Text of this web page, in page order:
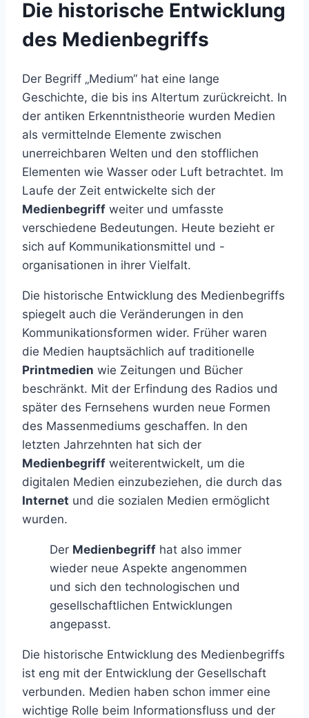
Die historische Entwicklung
des Medienbegriffs
Der Begriff „Medium“ hat eine lange
Geschichte, die bis ins Altertum zurückreicht. In
der antiken Erkenntnistheorie wurden Medien
als vermittelnde Elemente zwischen
unerreichbaren Welten und den stofflichen
Elementen wie Wasser oder Luft betrachtet. Im
Laufe der Zeit entwickelte sich der
Medienbegriff weiter und umfasste
verschiedene Bedeutungen. Heute bezieht er
sich auf Kommunikationsmittel und -
organisationen in ihrer Vielfalt.
Die historische Entwicklung des Medienbegriffs
spiegelt auch die Veränderungen in den
Kommunikationsformen wider. Früher waren
die Medien hauptsächlich auf traditionelle
Printmedien wie Zeitungen und Bücher
beschränkt. Mit der Erfindung des Radios und
später des Fernsehens wurden neue Formen
des Massenmediums geschaffen. In den
letzten Jahrzehnten hat sich der
Medienbegriff weiterentwickelt, um die
digitalen Medien einzubeziehen, die durch das
Internet und die sozialen Medien ermöglicht
wurden.
Der Medienbegriff hat also immer
wieder neue Aspekte angenommen
und sich den technologischen und
gesellschaftlichen Entwicklungen
angepasst.
Die historische Entwicklung des Medienbegriffs
ist eng mit der Entwicklung der Gesellschaft
verbunden. Medien haben schon immer eine
wichtige Rolle beim Informationsfluss und der